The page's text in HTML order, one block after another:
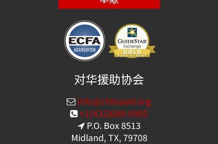
对华援助协会
info@chinaaid.org
+1(432)689-6985
P.O. Box 8513
Midland, TX, 79708